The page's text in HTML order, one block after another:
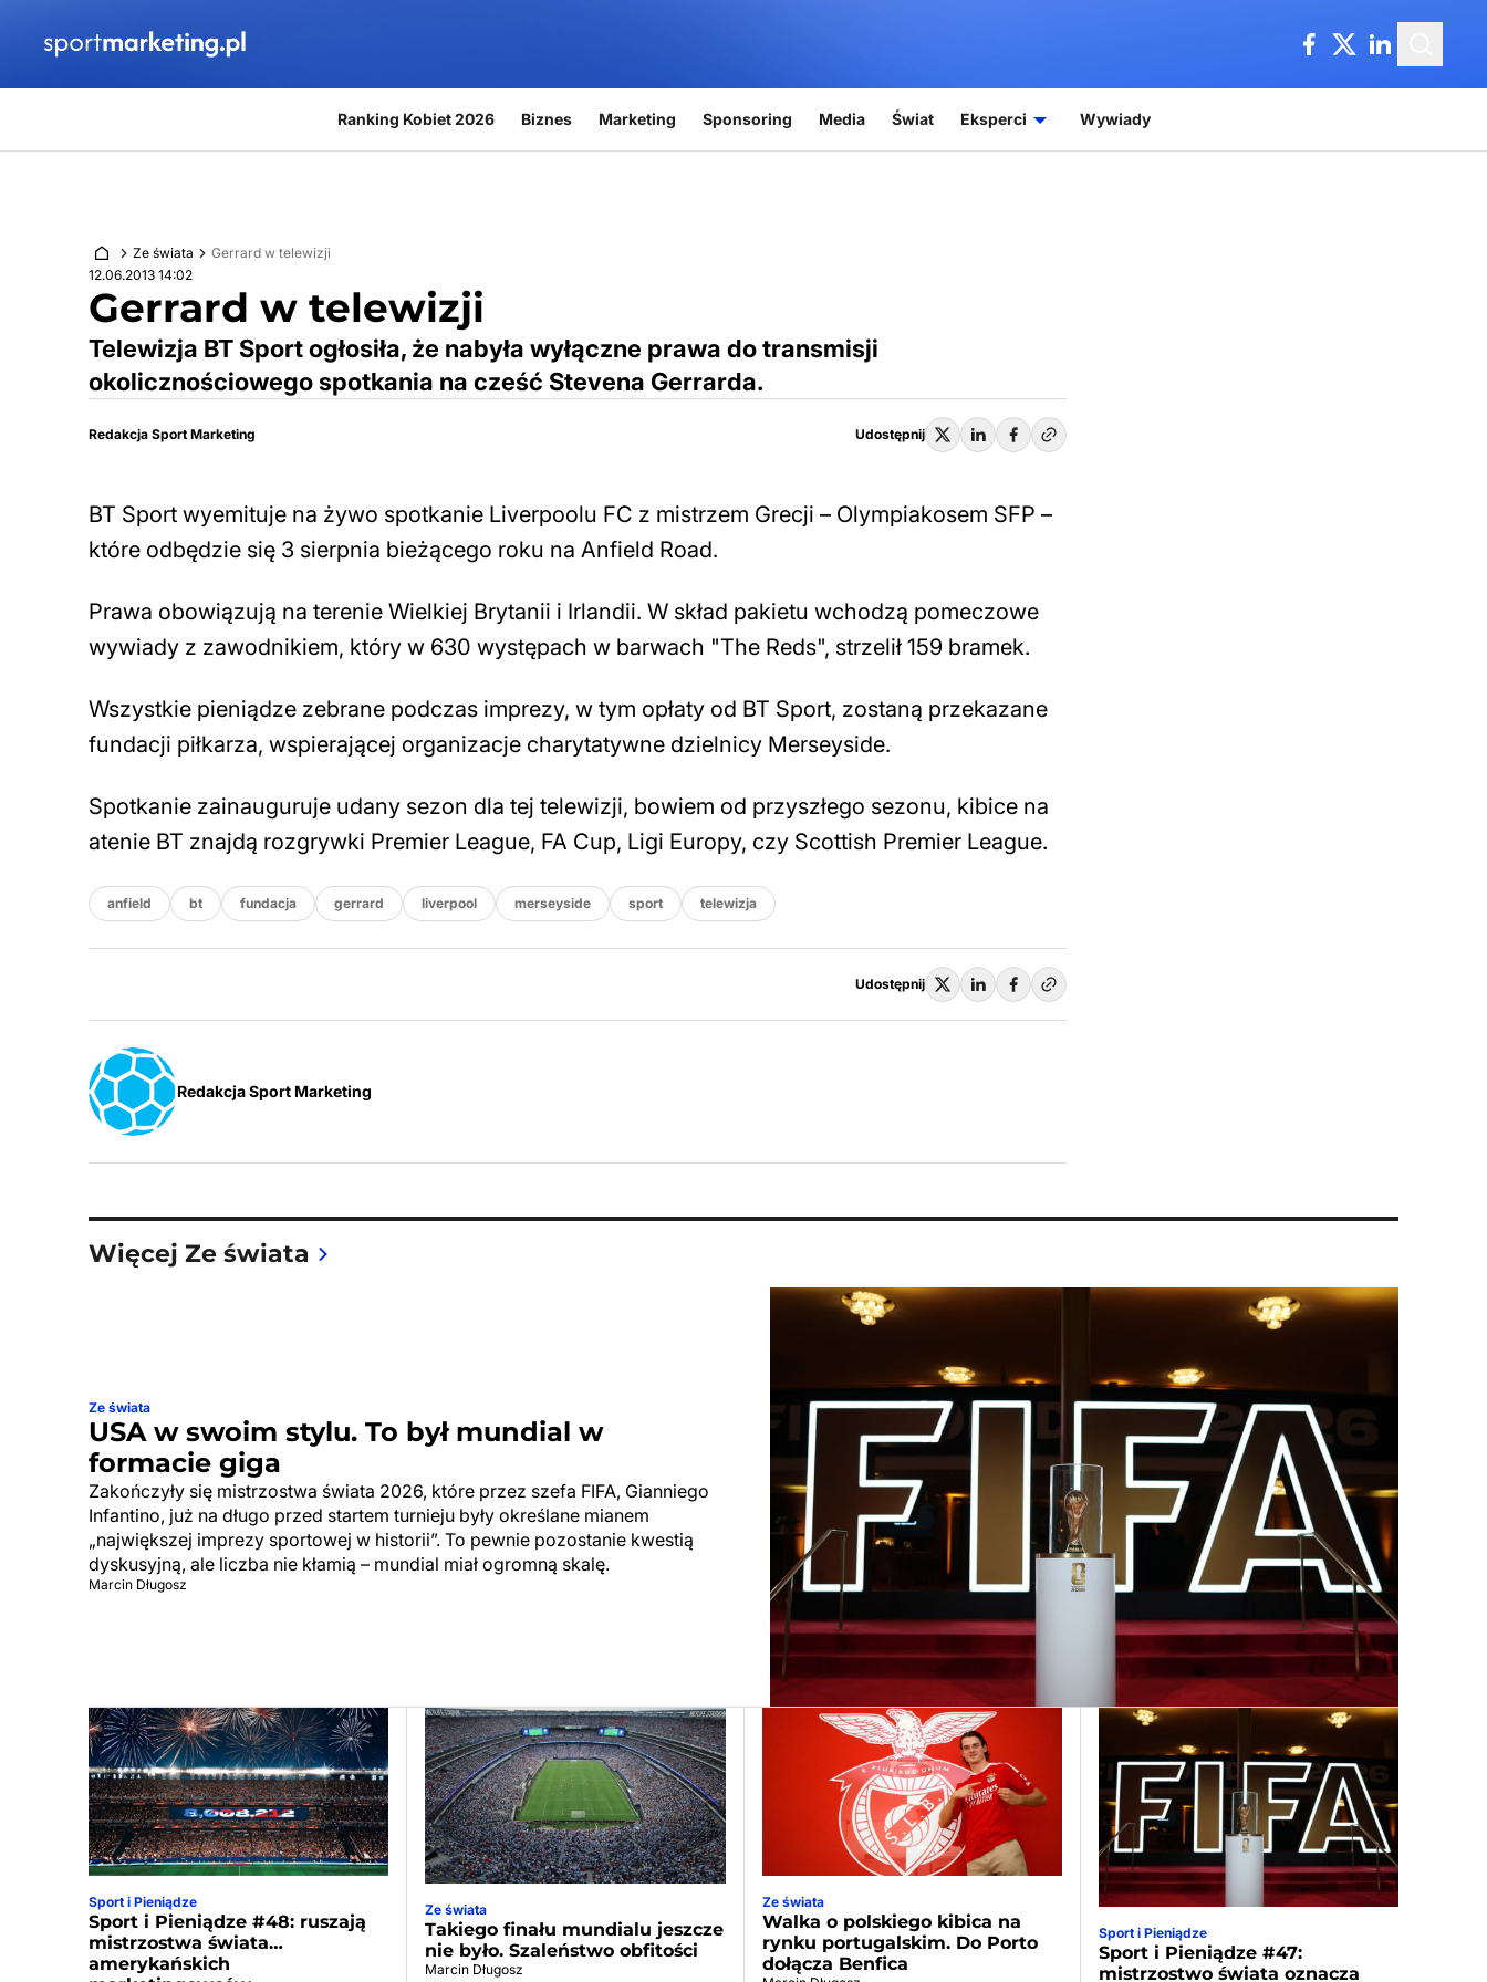
Ranking Kobiet 2026 Biznes Marketing Sponsoring Media Świat Eksperci Wywiady
Ze świata
Gerrard w telewizji
12.06.2013 14:02
Gerrard w telewizji
Telewizja BT Sport ogłosiła, że nabyła wyłączne prawa do transmisji
okolicznościowego spotkania na cześć Stevena Gerrarda.
Redakcja Sport Marketing Udostępnij
BT Sport wyemituje na żywo spotkanie Liverpoolu FC z mistrzem Grecji – Olympiakosem SFP –
które odbędzie się 3 sierpnia bieżącego roku na Anfield Road.
Prawa obowiązują na terenie Wielkiej Brytanii i Irlandii. W skład pakietu wchodzą pomeczowe
wywiady z zawodnikiem, który w 630 występach w barwach "The Reds", strzelił 159 bramek.
Wszystkie pieniądze zebrane podczas imprezy, w tym opłaty od BT Sport, zostaną przekazane
fundacji piłkarza, wspierającej organizacje charytatywne dzielnicy Merseyside.
Spotkanie zainauguruje udany sezon dla tej telewizji, bowiem od przyszłego sezonu, kibice na
atenie BT znajdą rozgrywki Premier League, FA Cup, Ligi Europy, czy Scottish Premier League.
anfield bt fundacja gerrard liverpool merseyside sport telewizja
Udostępnij
Redakcja Sport Marketing
Więcej Ze świata
Ze świata
USA w swoim stylu. To był mundial w
formacie giga
Zakończyły się mistrzostwa świata 2026, które przez szefa FIFA, Gianniego
Infantino, już na długo przed startem turnieju były określane mianem
„największej imprezy sportowej w historii”. To pewnie pozostanie kwestią
dyskusyjną, ale liczba nie kłamią – mundial miał ogromną skalę.
Marcin Długosz
Sport i Pieniądze
Sport i Pieniądze #48: ruszają
mistrzostwa świata…
amerykańskich
Ze świata
Takiego finału mundialu jeszcze
nie było. Szaleństwo obfitości
Marcin Długosz
Ze świata
Walka o polskiego kibica na
rynku portugalskim. Do Porto
dołącza Benfica
Sport i Pieniądze
Sport i Pieniądze #47:
mistrzostwo świata oznacza